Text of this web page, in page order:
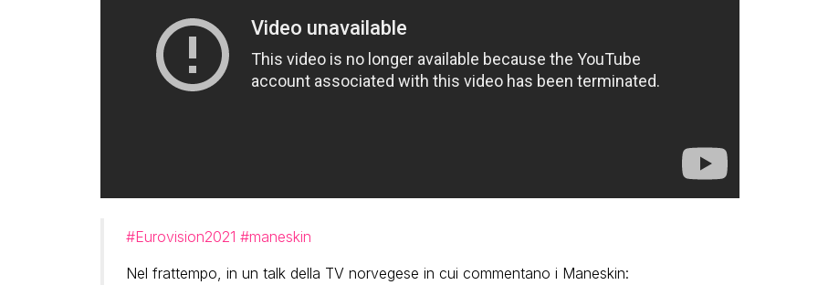
#Eurovision2021 #maneskin
Nel frattempo, in un talk della TV norvegese in cui commentano i Maneskin: